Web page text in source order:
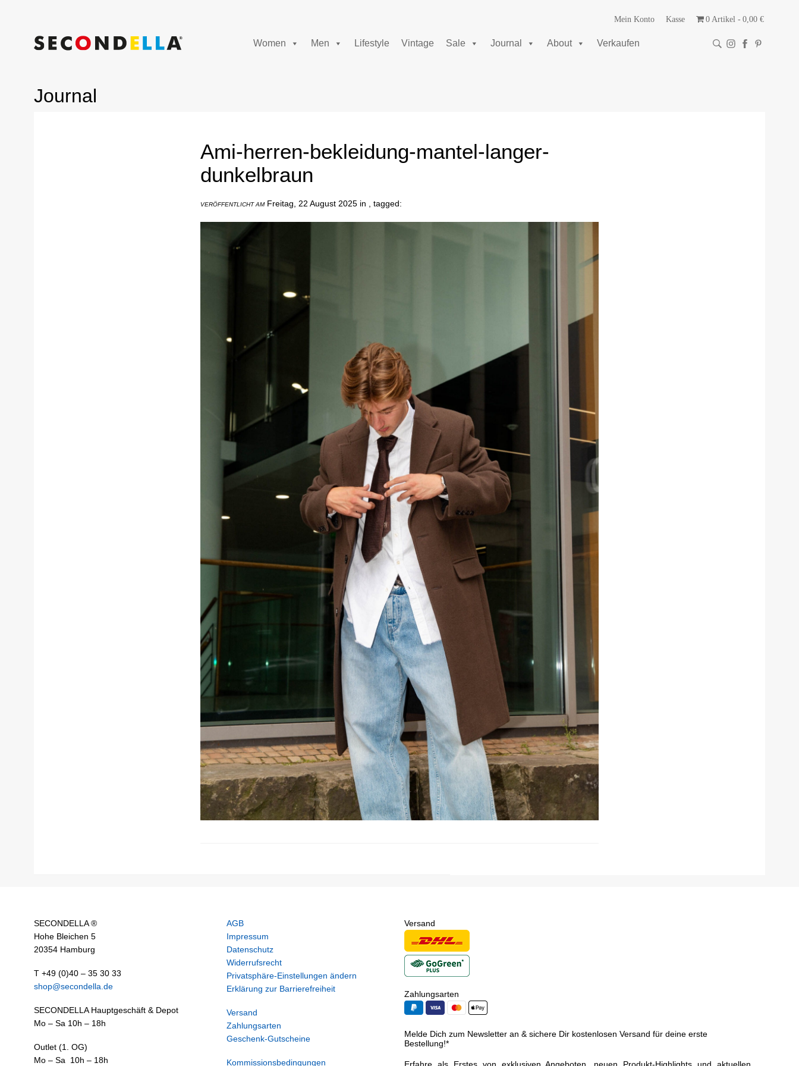
Mein Konto Kasse 0 Artikel 0,00 €
Women Men Lifestyle Vintage Sale Journal About Verkaufen
Journal
Ami-herren-bekleidung-mantel-langer-
dunkelbraun
VERÖFFENTLICHT AMFreitag, 22 August 2025 in , tagged:
SECONDELLA ®
Hohe Bleichen 5
20354 Hamburg
T +49 (0)40 – 35 30 33
shop@secondella.de
SECONDELLA Hauptgeschäft & Depot
Mo – Sa 10h – 18h
Outlet (1. OG)
Mo – Sa 10h – 18h
AGB
Impressum
Datenschutz
Widerrufsrecht
Privatsphäre-Einstellungen ändern
Erklärung zur Barrierefreiheit
Versand
Zahlungsarten
Geschenk-Gutscheine
Kommissionsbedingungen
Versand
Zahlungsarten
Melde Dich zum Newsletter an & sichere Dir kostenlosen Versand für deine erste
Bestellung!*